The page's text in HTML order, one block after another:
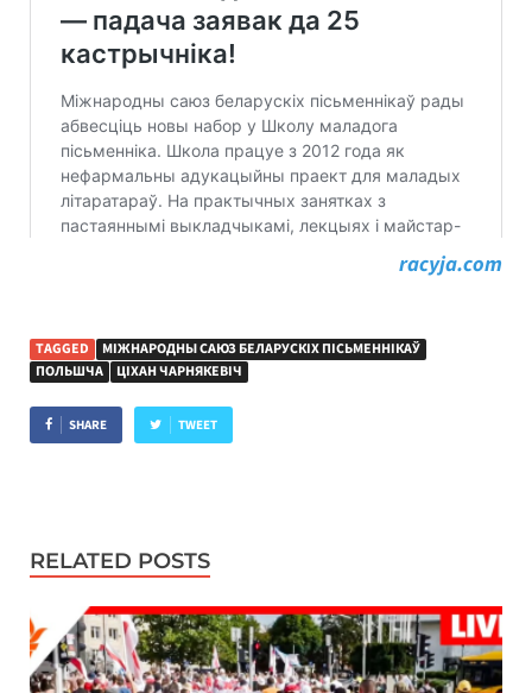
racyja.com
TAGGED
МІЖНАРОДНЫ САЮЗ БЕЛАРУСКІХ ПІСЬМЕННІКАЎ
ПОЛЬШЧА
ЦІХАН ЧАРНЯКЕВІЧ
SHARE TWEET
RELATED POSTS